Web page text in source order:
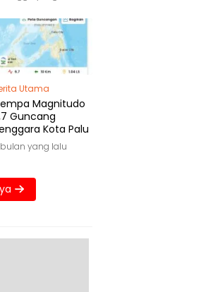
Utama
Magnitudo
Guncang
Kota Palu
yang lalu